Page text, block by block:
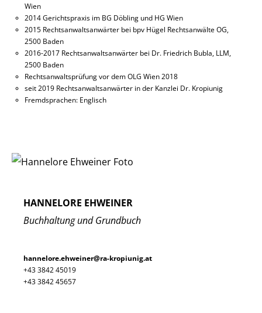
Wien
2014 Gerichtspraxis im BG Döbling und HG Wien
2015 Rechtsanwaltsanwärter bei bpv Hügel Rechtsanwälte OG,
2500 Baden
2016-2017 Rechtsanwaltsanwärter bei Dr. Friedrich Bubla, LLM,
2500 Baden
Rechtsanwaltsprüfung vor dem OLG Wien 2018
seit 2019 Rechtsanwaltsanwärter in der Kanzlei Dr. Kropiunig
Fremdsprachen: Englisch
HANNELORE EHWEINER
Buchhaltung und Grundbuch
hannelore.ehweiner@ra-kropiunig.at
+43 3842 45019
+43 3842 45657